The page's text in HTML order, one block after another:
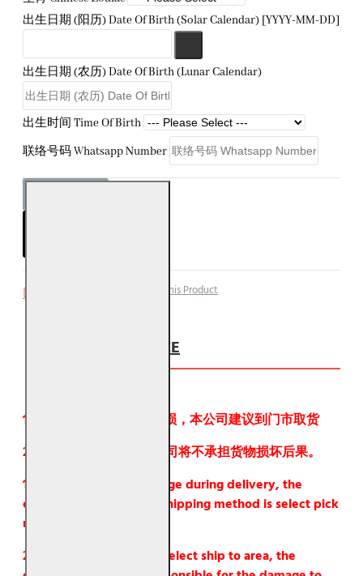
出生日期 (阳历) Date Of Birth (Solar Calendar) [YYYY-MM-DD]
出生日期 (农历) Date Of Birth (Lunar Calendar)
出生时间 Time Of Birth
联络号码 Whatsapp Number
Compare this Product
注意事项 NOTICE
1. 为了避免在运输中有破损，本公司建议到门市取货
2. 如果要邮寄物品，本公司将不承担货物损坏后果。
1. In order to avoid damage during delivery, the
company recommends shipping method is select pick
up from store.
2. If shipping method is select ship to area, the